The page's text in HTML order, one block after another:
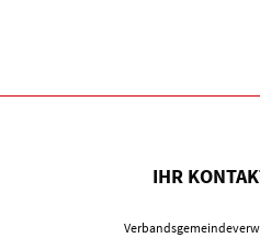
IHR